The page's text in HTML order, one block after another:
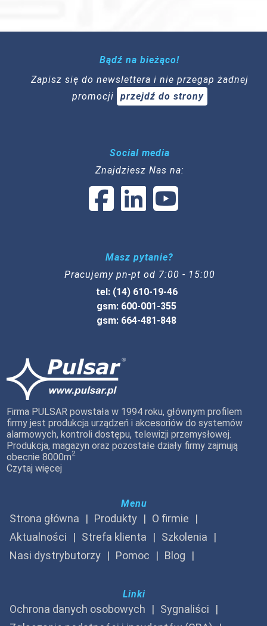
Bądź na bieżąco!
Zapisz się do newslettera i nie przegap żadnej
promocji
przejdź do strony
Social media
Znajdziesz Nas na:
Masz pytanie?
Pracujemy pn-pt od 7:00 - 15:00
tel: (14) 610-19-46
gsm: 600-001-355
gsm: 664-481-848
Firma PULSAR powstała w 1994 roku, głównym profilem
firmy jest produkcja urządzeń i akcesoriów do systemów
alarmowych, kontroli dostępu, telewizji przemysłowej.
Produkcja, magazyn oraz pozostałe działy firmy zajmują
obecnie 8000m2
Czytaj więcej
Menu
Strona główna Produkty
O firmie
Aktualności
Strefa klienta
Szkolenia
Nasi dystrybutorzy
Pomoc Blog
Linki
Ochrona danych osobowych
Sygnaliści